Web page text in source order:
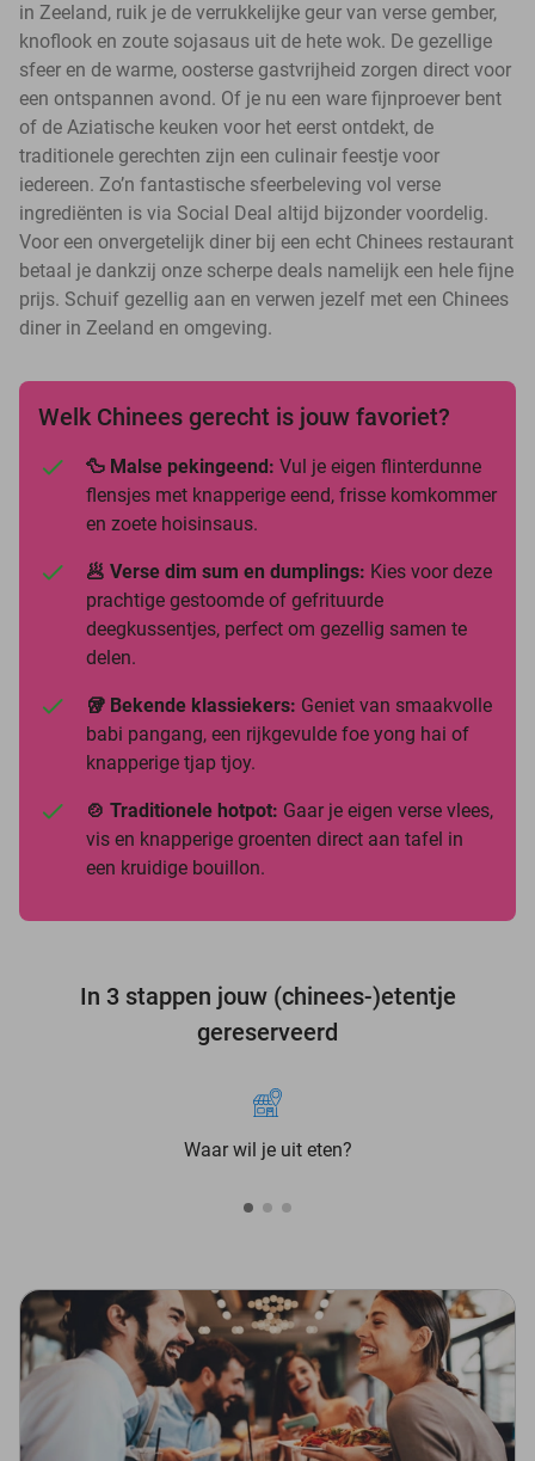
in Zeeland, ruik je de verrukkelijke geur van verse gember,
knoflook en zoute sojasaus uit de hete wok. De gezellige
sfeer en de warme, oosterse gastvrijheid zorgen direct voor
een ontspannen avond. Of je nu een ware fijnproever bent
of de Aziatische keuken voor het eerst ontdekt, de
traditionele gerechten zijn een culinair feestje voor
iedereen. Zo’n fantastische sfeerbeleving vol verse
ingrediënten is via Social Deal altijd bijzonder voordelig.
Voor een onvergetelijk diner bij een echt Chinees restaurant
betaal je dankzij onze scherpe deals namelijk een hele fijne
prijs. Schuif gezellig aan en verwen jezelf met een Chinees
diner in Zeeland en omgeving.
Welk Chinees gerecht is jouw favoriet?
🦆 Malse pekingeend: Vul je eigen flinterdunne
flensjes met knapperige eend, frisse komkommer
en zoete hoisinsaus.
🥟 Verse dim sum en dumplings: Kies voor deze
prachtige gestoomde of gefrituurde
deegkussentjes, perfect om gezellig samen te
delen.
🥡 Bekende klassiekers: Geniet van smaakvolle
babi pangang, een rijkgevulde foe yong hai of
knapperige tjap tjoy.
🍲 Traditionele hotpot: Gaar je eigen verse vlees,
vis en knapperige groenten direct aan tafel in
een kruidige bouillon.
In 3 stappen jouw (chinees-)etentje
gereserveerd
Waar wil je uit eten?